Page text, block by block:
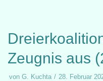
Zeugnis aus
von G. Kuchta 28. Februar